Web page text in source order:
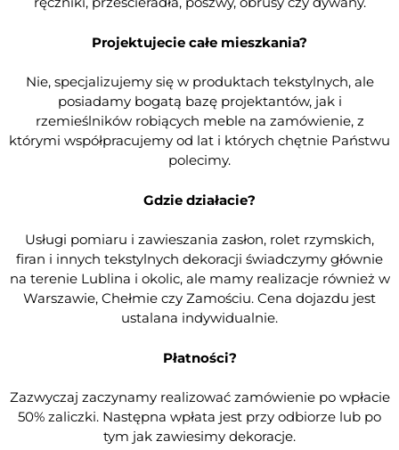
Projektujecie całe mieszkania?
Nie, specjalizujemy się w produktach tekstylnych, ale
posiadamy bogatą bazę projektantów, jak i
rzemieślników robiących meble na zamówienie, z
którymi współpracujemy od lat i których chętnie Państwu
polecimy.
Gdzie działacie?
Usługi pomiaru i zawieszania zasłon, rolet rzymskich,
firan i innych tekstylnych dekoracji świadczymy głównie
na terenie Lublina i okolic, ale mamy realizacje również w
Warszawie, Chełmie czy Zamościu. Cena dojazdu jest
ustalana indywidualnie.
Płatności?
Zazwyczaj zaczynamy realizować zamówienie po wpłacie
50% zaliczki. Następna wpłata jest przy odbiorze lub po
tym jak zawiesimy dekoracje.